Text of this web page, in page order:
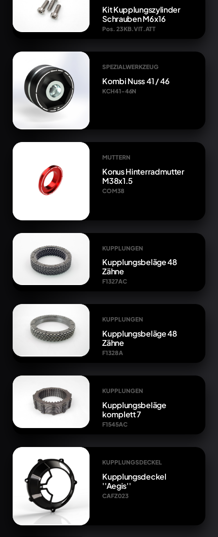
Kit Kupplungszylinder
Schrauben M6x16
Pos. 23 KB.VIT.ATT
SPEZIALWERKZEUG
Kombi Nuss 41 / 46
KCH41-46N
MUTTERN
Konus Hinterradmutter
M38x1.5
COM38
KUPPLUNGEN
Kupplungsbeläge 48
Zähne
F1327AC
KUPPLUNGEN
Kupplungsbeläge 48
Zähne
F1328A
KUPPLUNGEN
Kupplungsbeläge
komplett 7
F1545AC
KUPPLUNGSDECKEL
Kupplungsdeckel
''Aegis''
CAFZ023